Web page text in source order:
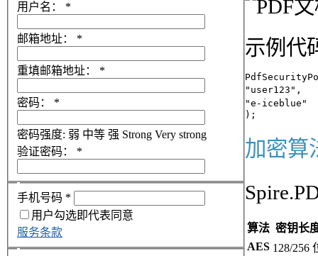
示例代
"user123",
"e-iceblue"
加密算
算法 密钥长
AES 128/256
用户名： *
邮箱地址： *
重填邮箱地址： *
密码： *
密码强度: 弱 中等 强 Strong Very strong
验证密码：
*
手机号码 *
用户勾选即代表同意
服务条款